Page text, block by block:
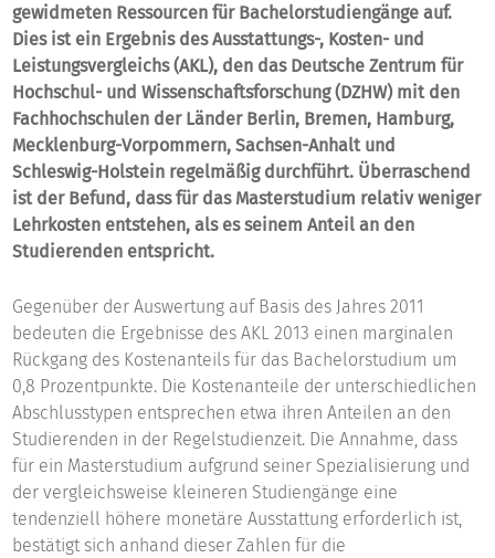
gewidmeten Ressourcen für Bachelorstudiengänge auf.
Dies ist ein Ergebnis des Ausstattungs-, Kosten- und
Leistungsvergleichs (AKL), den das Deutsche Zentrum für
Hochschul- und Wissenschaftsforschung (DZHW) mit den
Fachhochschulen der Länder Berlin, Bremen, Hamburg,
Mecklenburg-Vorpommern, Sachsen-Anhalt und
Schleswig-Holstein regelmäßig durchführt. Überraschend
ist der Befund, dass für das Masterstudium relativ weniger
Lehrkosten entstehen, als es seinem Anteil an den
Studierenden entspricht.
Gegenüber der Auswertung auf Basis des Jahres 2011
bedeuten die Ergebnisse des AKL 2013 einen marginalen
Rückgang des Kostenanteils für das Bachelorstudium um
0,8 Prozentpunkte. Die Kostenanteile der unterschiedlichen
Abschlusstypen entsprechen etwa ihren Anteilen an den
Studierenden in der Regelstudienzeit. Die Annahme, dass
für ein Masterstudium aufgrund seiner Spezialisierung und
der vergleichsweise kleineren Studiengänge eine
tendenziell höhere monetäre Ausstattung erforderlich ist,
bestätigt sich anhand dieser Zahlen für die